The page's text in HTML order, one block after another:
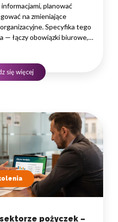
planować
na zmieniające
Specyfika tego
— łączy obowiązki biurowe,
środowisku
lecz dobrze…
się więcej
pożyczek –